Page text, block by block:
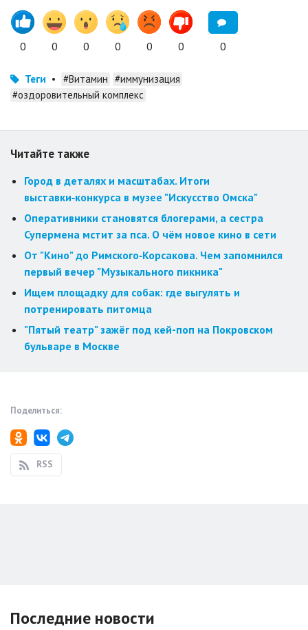
0 0 0 0 0 0 0
Теги • #Витамин #иммунизация
#оздоровительный комплекс
Читайте также
Город в деталях и масштабах. Итоги
выставки‑конкурса в музее "Искусство Омска"
Оперативники становятся блогерами, а сестра
Супермена мстит за пса. О чём новое кино в сети
От "Кино" до Римского‑Корсакова. Чем запомнился
первый вечер "Музыкального пикника"
Ищем площадку для собак: где выгулять и
потренировать питомца
"Пятый театр" зажёг под кей-поп на Покровском
бульваре в Москве
Поделиться:
RSS
Последние новости